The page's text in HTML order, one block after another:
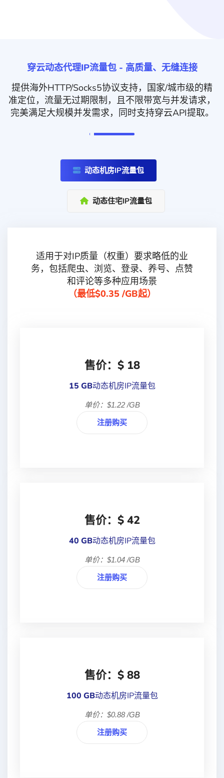
穿云动态代理IP流量包 - 高质量、无缝连接
提供海外HTTP/Socks5协议支持，国家/城市级的精
准定位，流量无过期限制，且不限带宽与并发请求，
完美满足大规模并发需求，同时支持穿云API提取。
动态机房IP流量包
动态住宅IP流量包
适用于对IP质量（权重）要求略低的业
务，包括爬虫、浏览、登录、养号、点赞
和评论等多种应用场景
（最低$0.35 /GB起）
售价：$ 18
15 GB动态机房IP流量包
单价：$1.22 /GB
注册购买
售价：$ 42
40 GB动态机房IP流量包
单价：$1.04 /GB
注册购买
售价：$ 88
100 GB动态机房IP流量包
单价：$0.88 /GB
注册购买